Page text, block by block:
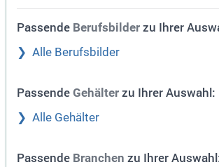
Passende Berufsbilder zu Ihrer
Alle Berufsbilder
Passende Gehälter zu Ihrer Auswahl:
Alle Gehälter
Passende Branchen zu Ihrer